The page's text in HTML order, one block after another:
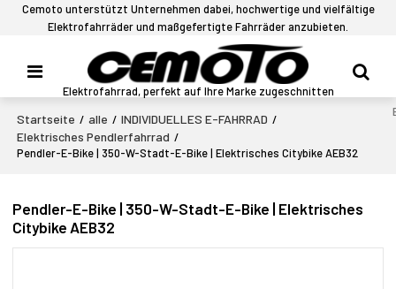
Cemoto unterstützt Unternehmen dabei, hochwertige und vielfältige
Elektrofahrräder und maßgefertigte Fahrräder anzubieten.
Elektrofahrrad, perfekt auf Ihre Marke zugeschnitten
Startseite / alle / INDIVIDUELLES E-FAHRRAD /
Elektrisches Pendlerfahrrad /
Pendler-E-Bike | 350-W-Stadt-E-Bike | Elektrisches Citybike AEB32
Pendler-E-Bike | 350-W-Stadt-E-Bike | Elektrisches
Citybike AEB32